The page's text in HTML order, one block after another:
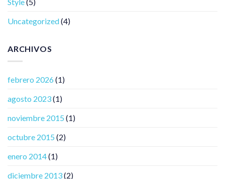
Uncategorized(4)
ARCHIVOS
febrero 2026 (1)
agosto 2023(1)
noviembre 2015 (1)
octubre 2015 (2)
enero 2014(1)
diciembre 2013(2)